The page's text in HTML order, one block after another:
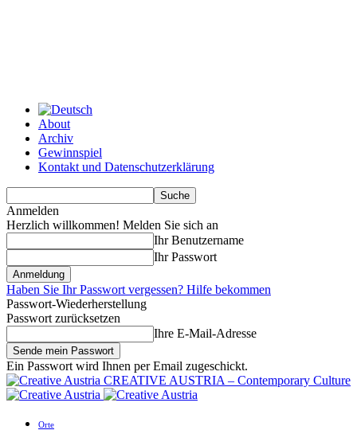
About
Archiv
Gewinnspiel
Kontakt und Datenschutzerklärung
Anmelden
Herzlich willkommen! Melden Sie sich an
Ihr Benutzername
Ihr Passwort
Haben Sie Ihr Passwort vergessen? Hilfe bekommen
Passwort-Wiederherstellung
Passwort zurücksetzen
Ihre E-Mail-Adresse
Ein Passwort wird Ihnen per Email zugeschickt.
CREATIVE AUSTRIA – Contemporary Culture
Orte